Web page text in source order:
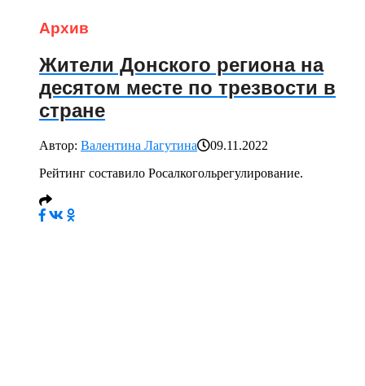
Архив
Жители Донского региона на
десятом месте по трезвости в
стране
Автор: Валентина Лагутина
09.11.2022
Рейтинг составило Росалкогольрегулирование.